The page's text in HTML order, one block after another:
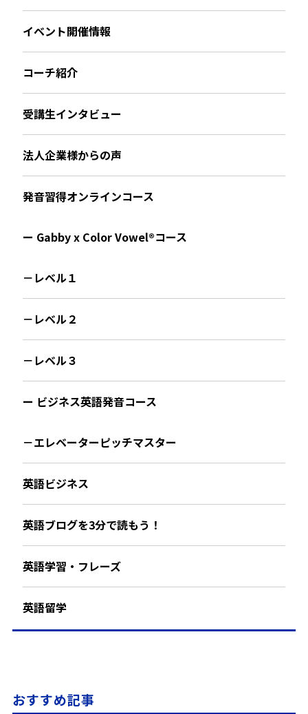
イベント開催情報
コーチ紹介
受講生インタビュー
法人企業様からの声
発音習得オンラインコース
ー Gabby x Color Vowel®︎コース
－レベル１
－レベル２
－レベル３
ー ビジネス英語発音コース
－エレベーターピッチマスター
英語ビジネス
英語ブログを3分で読もう！
英語学習・フレーズ
英語留学
おすすめ記事